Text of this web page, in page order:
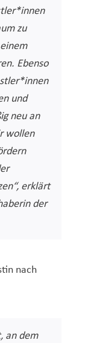
zu
Ebenso
und
neu an
wollen
erklärt
der
nach
an dem